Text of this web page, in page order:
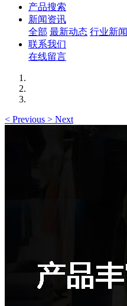
产品搜索
新闻资讯
全部 最新动态 行业新闻
联系我们
在线留言
< Previous > Next